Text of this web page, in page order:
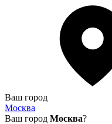
Ваш город
Москва
Ваш город Москва?